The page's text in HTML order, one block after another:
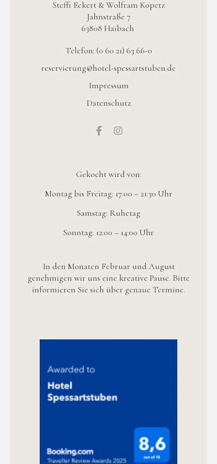
Steffi Eckert & Wolfram Kopetz
Jahnstraße 7
63808 Haibach
Telefon: (0 60 21) 63 66-0
reservierung@hotel-spessartstuben.de
Impressum
Datenschutz
Gekocht wird von:
Montag bis Freitag: 17:00 – 21:30 Uhr
Samstag: Ruhetag
Sonntag: 12:00 – 14:00 Uhr
In den Monaten Februar und August
genehmigen wir uns eine kreative Pause. Bitte
informieren Sie sich über genaue Termine.